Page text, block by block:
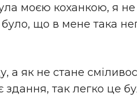
моєю коханкою, я не
що в мене така
як не стане
так легко це